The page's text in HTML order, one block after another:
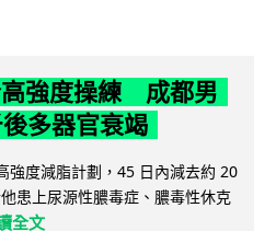
高強度操練 成都男
多器官衰竭
強度減脂計劃，45 日內減去約 20
患上尿源性膿毒症、膿毒性休克
全文